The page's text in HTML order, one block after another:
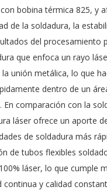
bobina térmica 825, y
de la soldadura, la
del procesamiento
que enfoca un rayo
unión metálica, lo que
dentro de un
comparación con la
láser ofrece un aporte
de soldadura más
de tubos flexibles
láser, lo que cumple
y calidad